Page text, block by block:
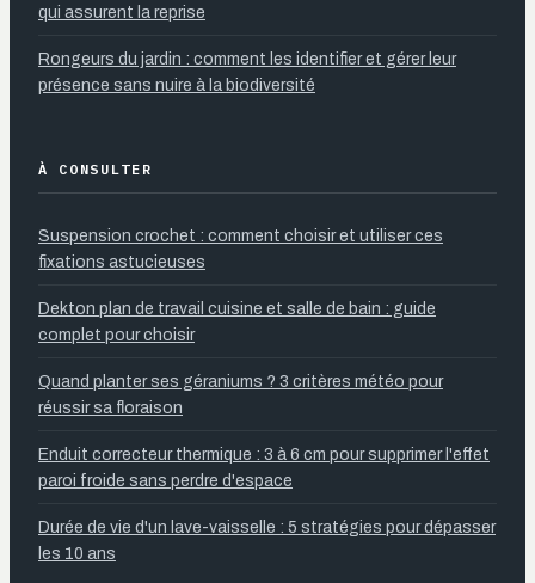
qui assurent la reprise
Rongeurs du jardin : comment les identifier et gérer leur
présence sans nuire à la biodiversité
À CONSULTER
Suspension crochet : comment choisir et utiliser ces
fixations astucieuses
Dekton plan de travail cuisine et salle de bain : guide
complet pour choisir
Quand planter ses géraniums ? 3 critères météo pour
réussir sa floraison
Enduit correcteur thermique : 3 à 6 cm pour supprimer l'effet
paroi froide sans perdre d'espace
Durée de vie d'un lave-vaisselle : 5 stratégies pour dépasser
les 10 ans